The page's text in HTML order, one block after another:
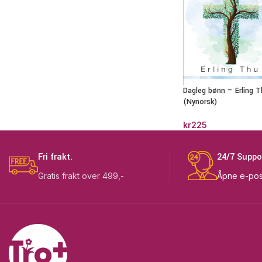
Dagleg bønn – Erling
(Nynorsk)
kr225
Fri frakt.
Gratis frakt over 499,-
24/7
Åpne e-